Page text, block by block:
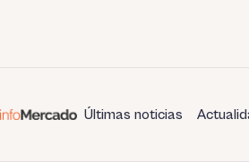
Últimas noticias